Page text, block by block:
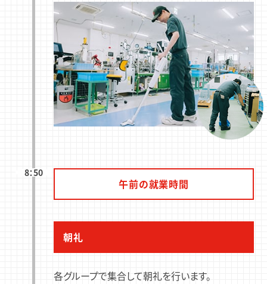
8：50
午前の就業時間
朝礼
各グループで集合して朝礼を行います。